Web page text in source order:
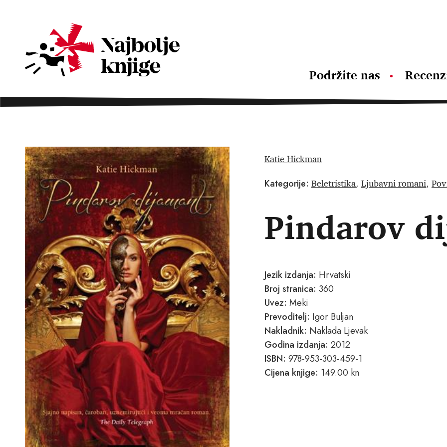
Podržite nas
Katie Hickman
Kategorije: Beletristika, Ljubavni romani,
Pindarov
Jezik izdanja: Hrvatski
Broj stranica: 360
Uvez: Meki
Prevoditelj: Igor Buljan
Nakladnik: Naklada Ljevak
Godina izdanja: 2012
ISBN: 978-953-303-459-1
Cijena knjige: 149.00 kn